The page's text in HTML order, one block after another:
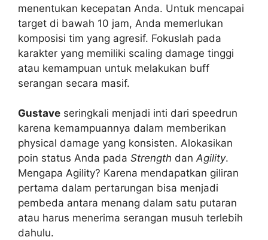
menentukan kecepatan Anda. Untuk mencapai
target di bawah 10 jam, Anda memerlukan
komposisi tim yang agresif. Fokuslah pada
karakter yang memiliki scaling damage tinggi
atau kemampuan untuk melakukan buff
serangan secara masif.
Gustave seringkali menjadi inti dari speedrun
karena kemampuannya dalam memberikan
physical damage yang konsisten. Alokasikan
poin status Anda pada Strength danAgility.
Mengapa Agility? Karena mendapatkan giliran
pertama dalam pertarungan bisa menjadi
pembeda antara menang dalam satu putaran
atau harus menerima serangan musuh terlebih
dahulu.